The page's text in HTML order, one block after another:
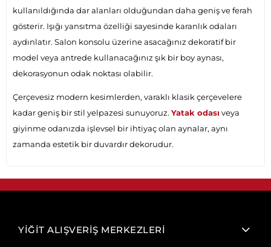
kullanıldığında dar alanları olduğundan daha geniş ve ferah
gösterir. Işığı yansıtma özelliği sayesinde karanlık odaları
aydınlatır. Salon konsolu üzerine asacağınız dekoratif bir
model veya antrede kullanacağınız şık bir boy aynası,
dekorasyonun odak noktası olabilir.
Çerçevesiz modern kesimlerden, varaklı klasik çerçevelere
kadar geniş bir stil yelpazesi sunuyoruz. Yatak odası veya
giyinme odanızda işlevsel bir ihtiyaç olan aynalar, aynı
zamanda estetik bir duvardır dekorudur.
YİĞİT ALIŞVERİŞ MERKEZLERİ